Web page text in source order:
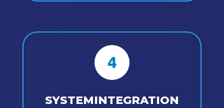
SYSTEMINTEGRATION